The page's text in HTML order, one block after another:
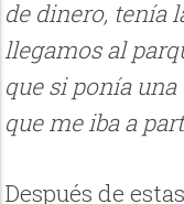
de dinero, tenía
llegamos al
que si ponía
que me iba a
Después de